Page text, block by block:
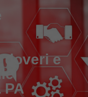
doveri e
PA